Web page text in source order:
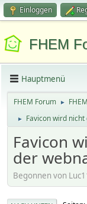
Einloggen
FHEM
Hauptmenü
FHEM Forum ► FHEM
► Favicon wird
Favicon
der
Begonnen von